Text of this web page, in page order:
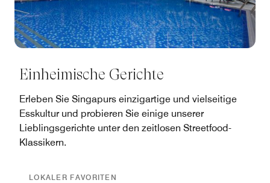
Einheimische Gerichte
Erleben Sie Singapurs einzigartige und vielseitige
Esskultur und probieren Sie einige unserer
Lieblingsgerichte unter den zeitlosen Streetfood-
Klassikern.
LOKALER FAVORITEN